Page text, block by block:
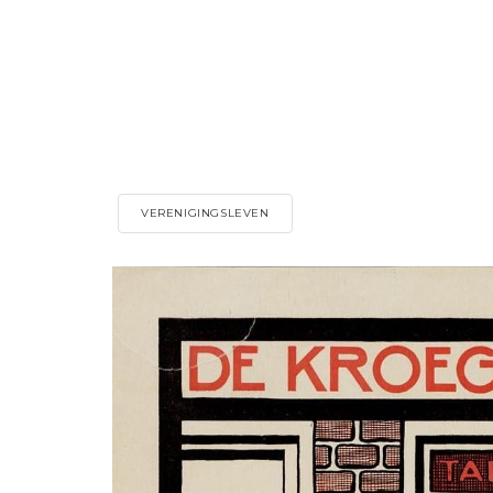
VERENIGINGSLEVEN